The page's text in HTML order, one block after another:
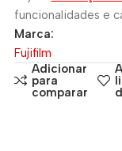
funcionalidades e
Marca:
Fujifilm
Adicionar
para
comparar